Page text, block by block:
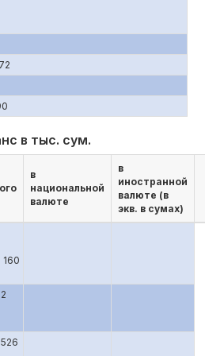
в тыс. сум.
в
национальной
валюте
в
иностранной
валюте (в
экв. в сумах)
160